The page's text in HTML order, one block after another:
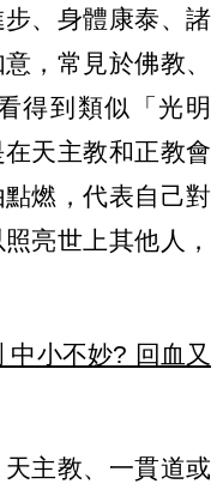
、身體康泰、諸
，常見於佛教、
得到類似「光明
天主教和正教會
燃，代表自己對
亮世上其他人，
小不妙? 回血又
主教、一貫道或